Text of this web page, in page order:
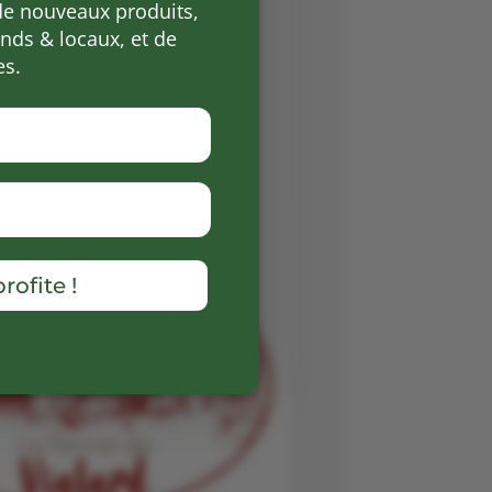
nouveaux produits,
& locaux, et de
!